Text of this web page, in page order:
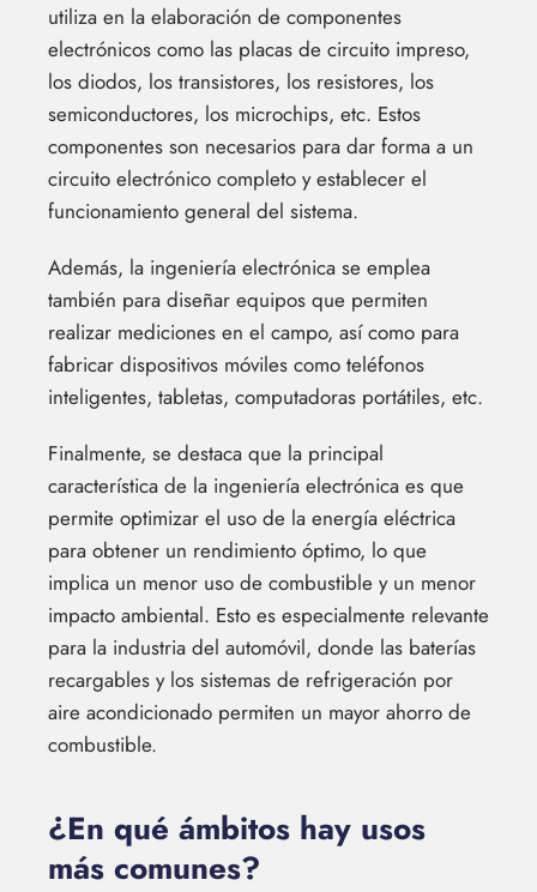
utiliza en la elaboración de componentes
electrónicos como las placas de circuito impreso,
los diodos, los transistores, los resistores, los
semiconductores, los microchips, etc. Estos
componentes son necesarios para dar forma a un
circuito electrónico completo y establecer el
funcionamiento general del sistema.
Además, la ingeniería electrónica se emplea
también para diseñar equipos que permiten
realizar mediciones en el campo, así como para
fabricar dispositivos móviles como teléfonos
inteligentes, tabletas, computadoras portátiles, etc.
Finalmente, se destaca que la principal
característica de la ingeniería electrónica es que
permite optimizar el uso de la energía eléctrica
para obtener un rendimiento óptimo, lo que
implica un menor uso de combustible y un menor
impacto ambiental. Esto es especialmente relevante
para la industria del automóvil, donde las baterías
recargables y los sistemas de refrigeración por
aire acondicionado permiten un mayor ahorro de
combustible.
¿En qué ámbitos hay usos
más comunes?